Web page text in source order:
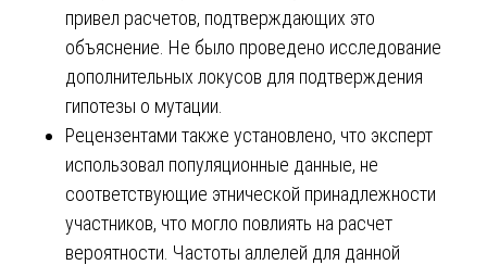
привел расчетов, подтверждающих это
объяснение. Не было проведено исследование
дополнительных локусов для подтверждения
гипотезы о мутации.
Рецензентами также установлено, что эксперт
использовал популяционные данные, не
соответствующие этнической принадлежности
участников, что могло повлиять на расчет
вероятности. Частоты аллелей для данной